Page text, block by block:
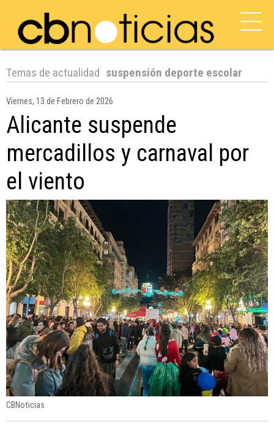
Temas de actualidad suspensión deporte escolar
Viernes, 13 de Febrero de 2026
Alicante suspende
mercadillos y carnaval por
el viento
CBNoticias